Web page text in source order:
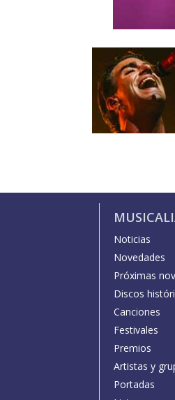
Noticias
Novedades
Próximas
Discos
Canciones
Festivales
Premios
Artistas y
Portadas